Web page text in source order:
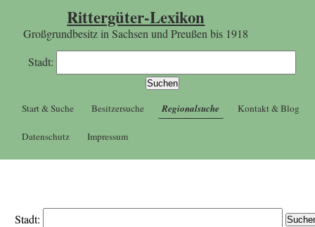
Rittergüter-Lexikon
Großgrundbesitz in Sachsen und Preußen bis 1918
Stadt:
Start & Suche Besitzersuche Regionalsuche Kontakt & Blog
Datenschutz Impressum
Stadt: